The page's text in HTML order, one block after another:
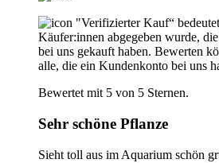
"Verifizierter Kauf“
Käufer:innen abgegeben wurde,
bei uns gekauft haben. Bewerten
alle, die ein Kundenkonto bei uns
Bewertet mit 5 von 5 Sternen.
Sehr schöne Pflanze
Sieht toll aus im Aquarium schön